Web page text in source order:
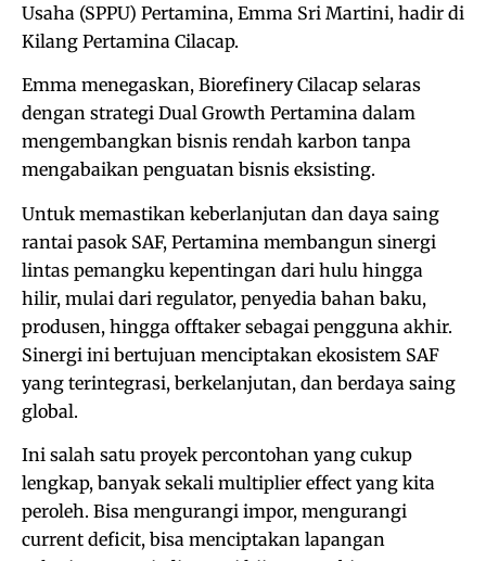
Usaha (SPPU) Pertamina, Emma Sri Martini, hadir di
Kilang Pertamina Cilacap.
Emma menegaskan, Biorefinery Cilacap selaras
dengan strategi Dual Growth Pertamina dalam
mengembangkan bisnis rendah karbon tanpa
mengabaikan penguatan bisnis eksisting.
Untuk memastikan keberlanjutan dan daya saing
rantai pasok SAF, Pertamina membangun sinergi
lintas pemangku kepentingan dari hulu hingga
hilir, mulai dari regulator, penyedia bahan baku,
produsen, hingga offtaker sebagai pengguna akhir.
Sinergi ini bertujuan menciptakan ekosistem SAF
yang terintegrasi, berkelanjutan, dan berdaya saing
global.
Ini salah satu proyek percontohan yang cukup
lengkap, banyak sekali multiplier effect yang kita
peroleh. Bisa mengurangi impor, mengurangi
current deficit, bisa menciptakan lapangan